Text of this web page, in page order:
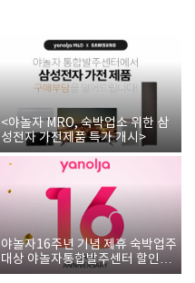
<야놀자 MRO, 숙박업소 위한 삼
성전자 가전제품 특가 개시>
야놀자16주년 기념 제휴 숙박업주
대상 야놀자통합발주센터 할인쿠
폰 증정